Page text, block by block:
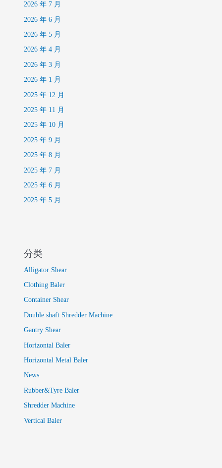
2026 年 7 月
2026 年 6 月
2026 年 5 月
2026 年 4 月
2026 年 3 月
2026 年 1 月
2025 年 12 月
2025 年 11 月
2025 年 10 月
2025 年 9 月
2025 年 8 月
2025 年 7 月
2025 年 6 月
2025 年 5 月
分类
Alligator Shear
Clothing Baler
Container Shear
Double shaft Shredder Machine
Gantry Shear
Horizontal Baler
Horizontal Metal Baler
News
Rubber&Tyre Baler
Shredder Machine
Vertical Baler